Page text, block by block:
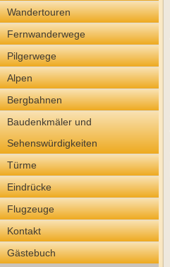
Wandertouren
Fernwanderwege
Pilgerwege
Alpen
Bergbahnen
Baudenkmäler und
Sehenswürdigkeiten
Türme
Eindrücke
Flugzeuge
Kontakt
Gästebuch